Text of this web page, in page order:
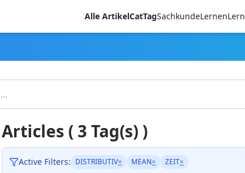
Alle ArtikelCatTagSachkunde
Articles ( 3 Tag(s) )
Active Filters: DISTRIBUTIV× MEAN× ZEIT×